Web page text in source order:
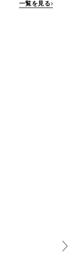
一覧を見る